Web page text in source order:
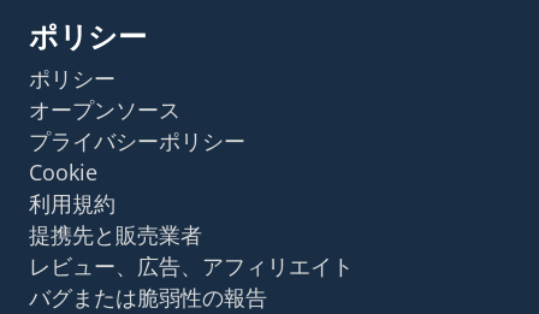
ポリシー
ポリシー
オープンソース
プライバシーポリシー
Cookie
利用規約
提携先と販売業者
レビュー、広告、アフィリエイト
バグまたは脆弱性の報告